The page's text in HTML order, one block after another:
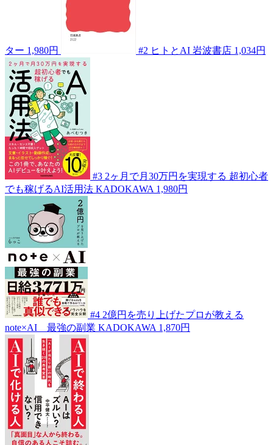
ター 1,980円 #2 ヒトとAI 岩波書店 1,034円
#3 2ヶ月で月30万円を実現する 超初心者
でも稼げるAI活用法 KADOKAWA 1,980円
#4 2億円を売り上げたプロが教える
note×AI 最強の副業 KADOKAWA 1,870円